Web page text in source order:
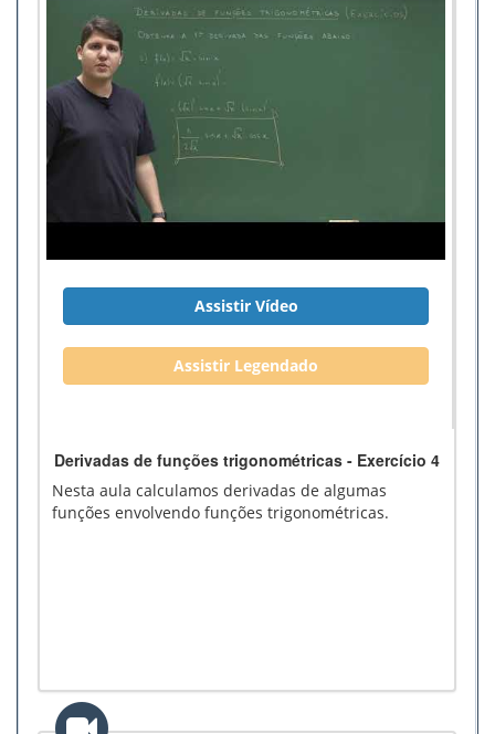
Assistir Vídeo
Assistir Legendado
Derivadas de funções trigonométricas - Exercício 4
Nesta aula calculamos derivadas de algumas
funções envolvendo funções trigonométricas.